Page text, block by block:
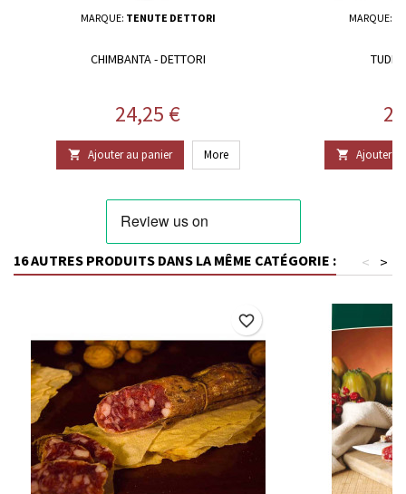
MARQUE: TENUTE DETTORI
CHIMBANTA - DETTORI
Prix
24,25 €
 Ajouter au panier More
MARQUE:
 Ajouter
16 AUTRES PRODUITS DANS LA MÊME CATÉGORIE : >
<
favorite_border